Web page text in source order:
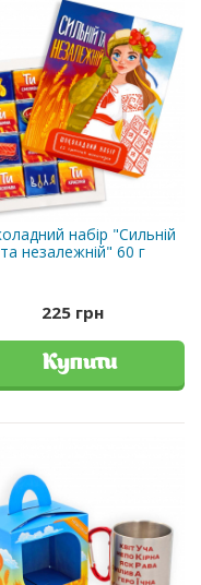
набір "Сильній
та незалежній" 60 г
225 грн
Купити